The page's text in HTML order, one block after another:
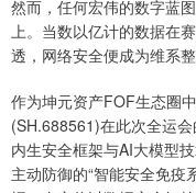
然而，任何宏伟的数字蓝
上。当数以亿计的数据在
透，网络安全便成为维系
作为坤元资产FOF生态圈
(SH.688561)在此次全运
内生安全框架与AI大模型
主动防御的“智能安全免疫